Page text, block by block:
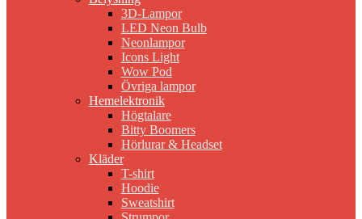
3D-Lampor
LED Neon Bulb
Neonlampor
Icons Light
Wow Pod
Övriga lampor
Hemelektronik
Högtalare
Bitty Boomers
Hörlurar & Headset
Kläder
T-shirt
Hoodie
Sweatshirt